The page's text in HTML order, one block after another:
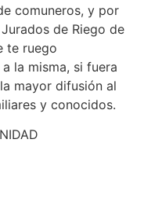
comuneros, y por
de Riego de
te ruego
la misma, si fuera
mayor difusión al
y conocidos.